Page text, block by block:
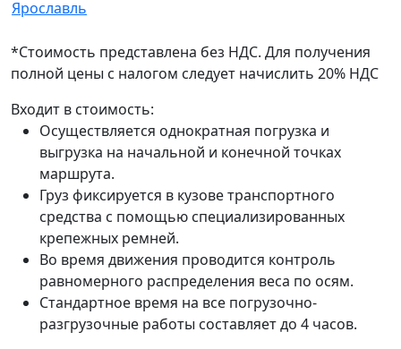
Ярославль
*Стоимость представлена без НДС. Для получения
полной цены с налогом следует начислить 20% НДС
Входит в стоимость:
Осуществляется однократная погрузка и
выгрузка на начальной и конечной точках
маршрута.
Груз фиксируется в кузове транспортного
средства с помощью специализированных
крепежных ремней.
Во время движения проводится контроль
равномерного распределения веса по осям.
Стандартное время на все погрузочно-
разгрузочные работы составляет до 4 часов.